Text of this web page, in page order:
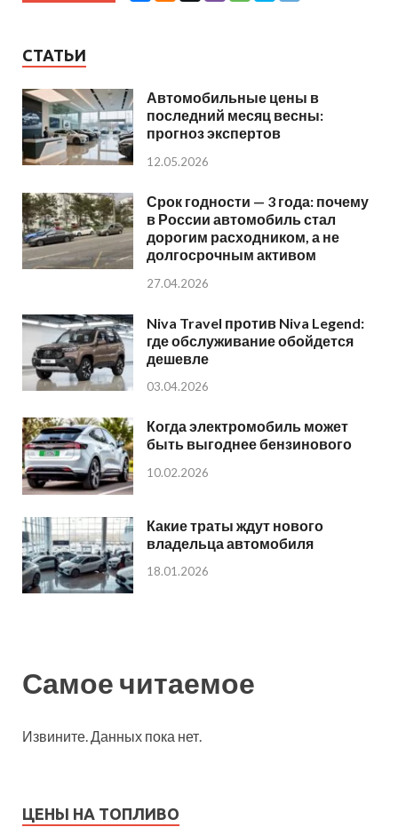
СТАТЬИ
Автомобильные цены в
последний месяц весны:
прогноз экспертов
12.05.2026
Срок годности — 3 года: почему
в России автомобиль стал
дорогим расходником, а не
долгосрочным активом
27.04.2026
Niva Travel против Niva Legend:
где обслуживание обойдется
дешевле
03.04.2026
Когда электромобиль может
быть выгоднее бензинового
10.02.2026
Какие траты ждут нового
владельца автомобиля
18.01.2026
Самое читаемое
Извините. Данных пока нет.
ЦЕНЫ НА ТОПЛИВО